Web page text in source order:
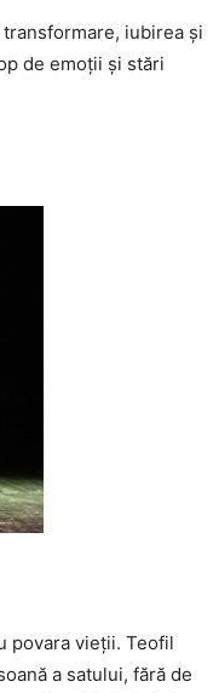
iubirea și
de emoții și stări
povara vieţii. Teofil
a satului, fără de